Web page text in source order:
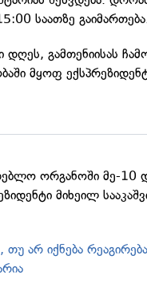
საათზე
გამთენიისას
მყოფ
ორგანოში მე-10
მიხეილ
არ იქნება